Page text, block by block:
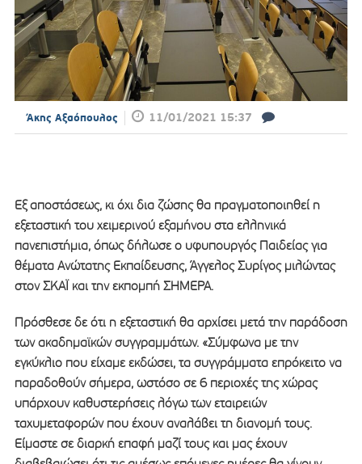
Άκης Αξαόπουλος 11/01/2021 15:37
Εξ αποστάσεως, κι όχι δια ζώσης θα πραγματοποιηθεί η
εξεταστική του χειμερινού εξαμήνου στα ελληνικά
πανεπιστήμια, όπως δήλωσε ο υφυπουργός Παιδείας για
θέματα Ανώτατης Εκπαίδευσης, Άγγελος Συρίγος μιλώντας
στον ΣΚΑΪ και την εκπομπή ΣΗΜΕΡΑ.
Πρόσθεσε δε ότι η εξεταστική θα αρχίσει μετά την παράδοση
των ακαδημαϊκών συγγραμμάτων. «Σύμφωνα με την
εγκύκλιο που είχαμε εκδώσει, τα συγγράμματα επρόκειτο να
παραδοθούν σήμερα, ωστόσο σε 6 περιοχές της χώρας
υπάρχουν καθυστερήσεις λόγω των εταιρειών
ταχυμεταφορών που έχουν αναλάβει τη διανομή τους.
Είμαστε σε διαρκή επαφή μαζί τους και μας έχουν